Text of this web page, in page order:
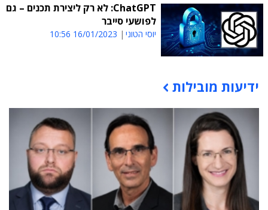
ChatGPT: לא רק ליצירת תכנים – גם
לפושעי סייבר
יוסי הטוני 16/01/2023 10:56
תוכן פרסומי
ידיעות מובילות